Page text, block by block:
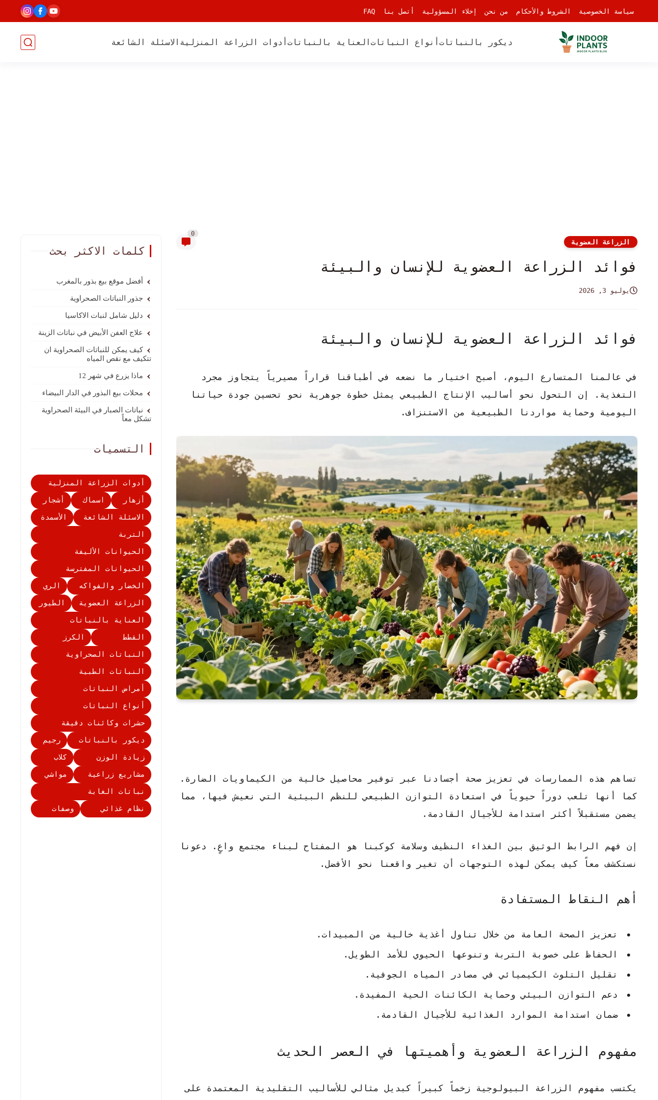
سياسة الخصوصية
الشروط والأحكام من نحن إخلاء المسؤولية أتصل بنا FAQ
ديكور بالنباتات أنواع النباتات العناية بالنباتات أدوات الزراعة المنزلية الاسئلة الشائعة
الزراعة العضوية
0
فوائد الزراعة العضوية للإنسان والبيئة
يوليو 3, 2026
فوائد الزراعة العضوية للإنسان والبيئة
في عالمنا المتسارع اليوم، أصبح اختيار ما نضعه في أطباقنا قراراً مصيرياً يتجاوز مجرد
التغذية. إن التحول نحو أساليب الإنتاج الطبيعي يمثل خطوة جوهرية نحو تحسين جودة حياتنا
اليومية وحماية مواردنا الطبيعية من الاستنزاف.
تساهم هذه الممارسات في تعزيز صحة أجسادنا عبر توفير محاصيل خالية من الكيماويات الضارة.
كما أنها تلعب دوراً حيوياً في
استعادة التوازن الطبيعيللنظم البيئية التي نعيش فيها، مما
يضمن مستقبلاً أكثر استدامة للأجيال القادمة.
إن فهم الرابط الوثيق بين الغذاء النظيف وسلامة كوكبنا هو المفتاح لبناء مجتمع واعٍ. دعونا
نستكشف معاً كيف يمكن لهذه التوجهات أن تغير واقعنا نحو الأفضل.
أهم النقاط المستفادة
تعزيز الصحة العامة من خلال تناول أغذية خالية من المبيدات.
الحفاظ على خصوبة التربة وتنوعها الحيوي للأمد الطويل.
تقليل التلوث الكيميائي في مصادر المياه الجوفية.
دعم التوازن البيئي وحماية الكائنات الحية المفيدة.
ضمان استدامة الموارد الغذائية للأجيال القادمة.
مفهوم الزراعة العضوية وأهميتها في العصر الحديث
يكتسب مفهوم الزراعة البيولوجية زخماً كبيراً كبديل مثالي للأساليب التقليدية المعتمدة على
كلمات الاكثر بحث
أفضل موقع بيع بذور بالمغرب
جذور النباتات الصحراوية
دليل شامل لنبات الاكاسيا
علاج العفن الأبيض في نباتات الزينة
كيف يمكن للنباتات الصحراوية ان
تتكيف مع نقص المياه
ماذا يزرع في شهر 12
محلات بيع البذور في الدار البيضاء
نباتات الصبار في البيئة الصحراوية
تشكل معاً
التسميات
أدوات الزراعة المنزلية
أزهار
اسماك
أشجار
الاسئلة الشائعة
الأسمدة
التربة
الحيوانات الأليفة
الحيوانات المفترسة
الخضار والفواكه
الري
الزراعة العضوية
الطيور
العناية بالنباتات
القطط
الكرز
النباتات الصحراوية
النباتات الطبية
أمراض النباتات
أنواع النباتات
حشرات وكائنات دقيقة
ديكور بالنباتات
رجيم
زيادة الوزن
كلاب
مشاريع زراعية
مواشي
نباتات الغابة
نظام غذائي
وصفات